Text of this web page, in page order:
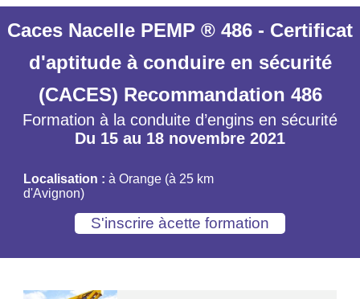
Caces Nacelle PEMP ® 486 - Certificat
d'aptitude à conduire en sécurité
(CACES) Recommandation 486
Formation à la conduite d’engins en sécurité
Du 15 au 18 novembre 2021
Localisation : à Orange (à 25 km
d'Avignon)